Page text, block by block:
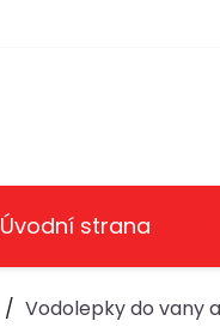
Úvodní strana
Vodolepky do vany